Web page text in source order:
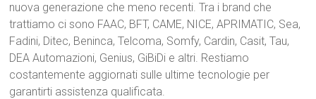
nuova generazione che meno recenti. Tra i brand che
trattiamo ci sono FAAC, BFT, CAME, NICE, APRIMATIC, Sea,
Fadini, Ditec, Beninca, Telcoma, Somfy, Cardin, Casit, Tau,
DEA Automazioni, Genius, GiBiDi e altri. Restiamo
costantemente aggiornati sulle ultime tecnologie per
garantirti assistenza qualificata.